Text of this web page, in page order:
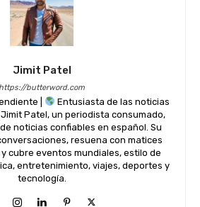
Jimit Patel
https://butterword.com
|
Entusiasta de las noticias
Patel, un periodista consumado,
noticias confiables en español. Su
resuena con matices
cubre eventos mundiales, estilo de
entretenimiento, viajes, deportes y
tecnología.